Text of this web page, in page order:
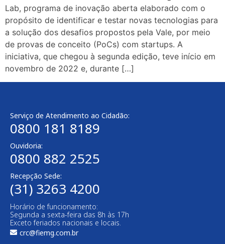
Lab, programa de inovação aberta elaborado com o
propósito de identificar e testar novas tecnologias para
a solução dos desafios propostos pela Vale, por meio
de provas de conceito (PoCs) com startups. A
iniciativa, que chegou à segunda edição, teve início em
novembro de 2022 e, durante […]
Serviço de Atendimento ao Cidadão:
0800 181 8189
Ouvidoria:
0800 882 2525
Recepção Sede:
(31) 3263 4200
Horário de funcionamento:
Segunda a sexta-feira das 8h às 17h
Exceto feriados nacionais e locais.
crc@fiemg.com.br